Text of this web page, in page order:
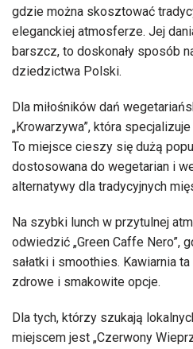
gdzie można skosztować
eleganckiej atmosferze. Jej
barszcz, to doskonały sposób
dziedzictwa Polski.
Dla miłośników dań
„Krowarzywa”, która
To miejsce cieszy się dużą
dostosowana do wegetarian i
alternatywy dla tradycyjnych
Na szybki lunch w przytulnej
odwiedzić „Green Caffe Nero”,
sałatki i smoothies. Kawiarnia
zdrowe i smakowite opcje.
Dla tych, którzy szukają
miejscem jest „Czerwony